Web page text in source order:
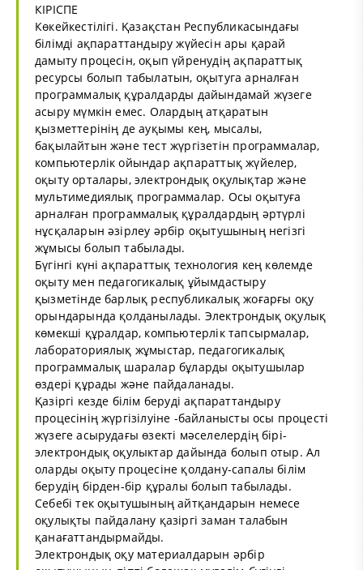
КІРІСПЕ
Көкейкестілігі. Қазақстан Республикасындағы
білімді ақпараттандыру жүйесін ары қарай
дамыту процесін, оқып үйренудің ақпараттық
ресурсы болып табылатын, оқытуга арналған
программалық құралдарды дайындамай жүзеге
асыру мүмкін емес. Олардың атқаратын
қызметтерінің де ауқымы кең, мысалы,
бақылайтын және тест жүргізетін программалар,
компьютерлік ойындар ақпараттық жүйелер,
оқыту орталары, электрондық оқулықтар және
мультимедиялық программалар. Осы оқытуға
арналған программалық құралдардың әртүрлі
нұсқаларын әзірлеу әрбір оқытушының негізгі
жұмысы болып табылады.
Бүгінгі күні ақпараттық технология кең көлемде
оқыту мен педагогикалық ұйымдастыру
қызметінде барлық республикалық жоғарғы оқу
орындарында қолданылады. Электрондық оқулық
көмекші құралдар, компьютерлік тапсырмалар,
лабораториялық жұмыстар, педагогикалық
программалық шаралар бұларды оқытушылар
өздері құрады және пайдаланады.
Қазіргі кезде білім беруді ақпараттандыру
процесінің жүргізілуіне -байланысты осы процесті
жүзеге асырудағы өзекті мәселелердің бірі-
электрондық оқулыктар дайында болып отыр. Ал
оларды оқыту процесіне қолдану-сапалы білім
берудің бірден-бір құралы болып табылады.
Себебі тек оқытушының айтқандарын немесе
оқулықты пайдалану қазіргі заман талабын
қанағаттандырмайды.
Электрондық оқу материалдарын әрбір